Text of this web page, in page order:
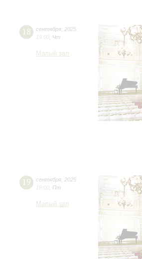
18 сентября 2025
19:00 Чт
Малый зал
19 сентября 2025
19:00 Пт
Малый зал